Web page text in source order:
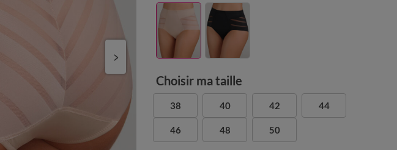
Choisir ma taille
38 40 42 44
46 48 50